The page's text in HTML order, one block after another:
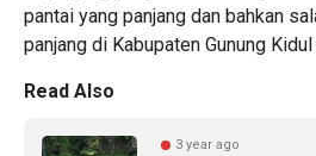
pantai yang panjang dan bahkan
panjang di Kabupaten Gunung Kidul
Read Also
3 year ago